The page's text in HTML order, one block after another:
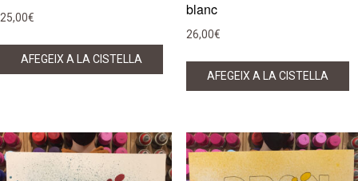
25,00€
AFEGEIX A LA CISTELLA
blanc
26,00€
AFEGEIX A LA CISTELLA